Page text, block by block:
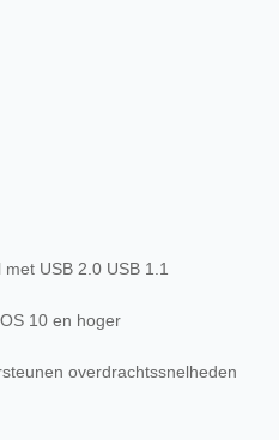
USB 2.0 USB 1.1
10 en hoger
overdrachtssnelheden